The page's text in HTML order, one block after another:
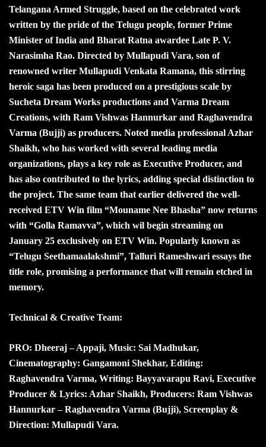
Telangana Armed Struggle, based on the celebrated work
written by the pride of the Telugu people, former Prime
Minister of India and Bharat Ratna awardee Late P. V.
Narasimha Rao. Directed by Mullapudi Vara, son of
renowned writer Mullapudi Venkata Ramana, this stirring
heroic saga has been produced on a prestigious scale by
Sucheta Dream Works productions and Varma Dream
Creations, with Ram Vishwas Hannurkar and Raghavendra
Varma (Bujji) as producers. Noted media professional Azhar
Shaikh, who has worked with several leading media
organizations, plays a key role as Executive Producer, and
has also contributed to the lyrics, adding special distinction to
the project. The same team that earlier delivered the well-
received ETV Win film “Mouname Nee Bhasha” now returns
with “Golla Ramavva”, which wil begin streaming on
January 25 exclusively on ETV Win. Popularly known as
“Telugu Seethamaalakshmi”, Talluri Rameshwari essays the
title role, promising a performance that will remain etched in
memory.
Technical & Creative Team:
PRO: Dheeraj – Appaji, Music: Sai Madhukar,
Cinematography: Gangamoni Shekhar, Editing:
Raghavendra Varma, Writing: Bayyavarapu Ravi, Executive
Producer & Lyrics: Azhar Shaikh, Producers: Ram Vishwas
Hannurkar – Raghavendra Varma (Bujji), Screenplay &
Direction: Mullapudi Vara.